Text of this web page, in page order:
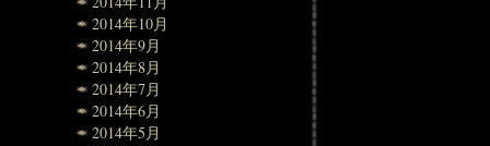
2014年10月
2014年9月
2014年8月
2014年7月
2014年6月
2014年5月